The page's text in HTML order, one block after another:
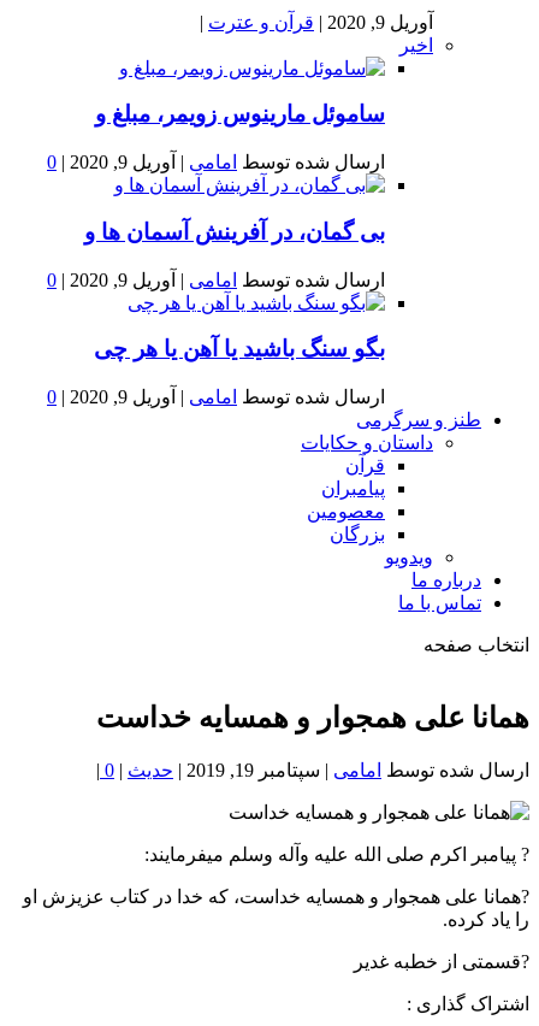
آوریل 9, 2020 | قرآن و عترت |
اخیر
ساموئل مارینوس زویمر، مبلغ و
ارسال شده توسط امامی | آوریل 9, 2020 |
0
بى گمان، در آفرينش آسمان ها و
ارسال شده توسط امامی | آوریل 9, 2020 |
0
بگو سنگ باشید یا آهن یا هر چی
ارسال شده توسط امامی | آوریل 9, 2020 |
0
طنز و سرگرمی
داستان و حکایات
قرآن
پیامبران
معصومین
بزرگان
ویدویو
درباره ما
تماس با ما
انتخاب صفحه
خون
شمال
همانا علی همجوار و همسایه خداست
ارسال شده توسط امامی | سپتامبر 19, 2019 | حدیث |
0
|
? پیامبر اکرم صلی الله علیه وآله وسلم میفرمایند:
?همانا علی همجوار و همسایه خداست، که خدا در کتاب عزیزش او
را یاد کرده.
?قسمتی از خطبه غدیر
اشتراک گذاری :